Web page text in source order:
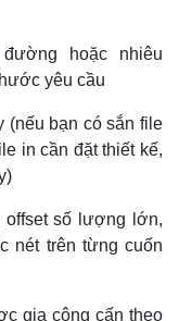
hoặc nhiêu
yêu cầu
(nếu bạn có sắn file
in cần đặt thiết kế,
số lượng lớn,
nét trên từng cuốn
gia công cấn theo